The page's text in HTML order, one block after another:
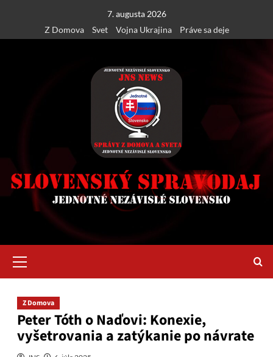
content
7. augusta 2026
Z Domova
Svet Vojna Ukrajina Práve sa deje
Menu
Z Domova
Peter Tóth o Naďovi: Konexie,
vyšetrovania a zatýkanie po návrate